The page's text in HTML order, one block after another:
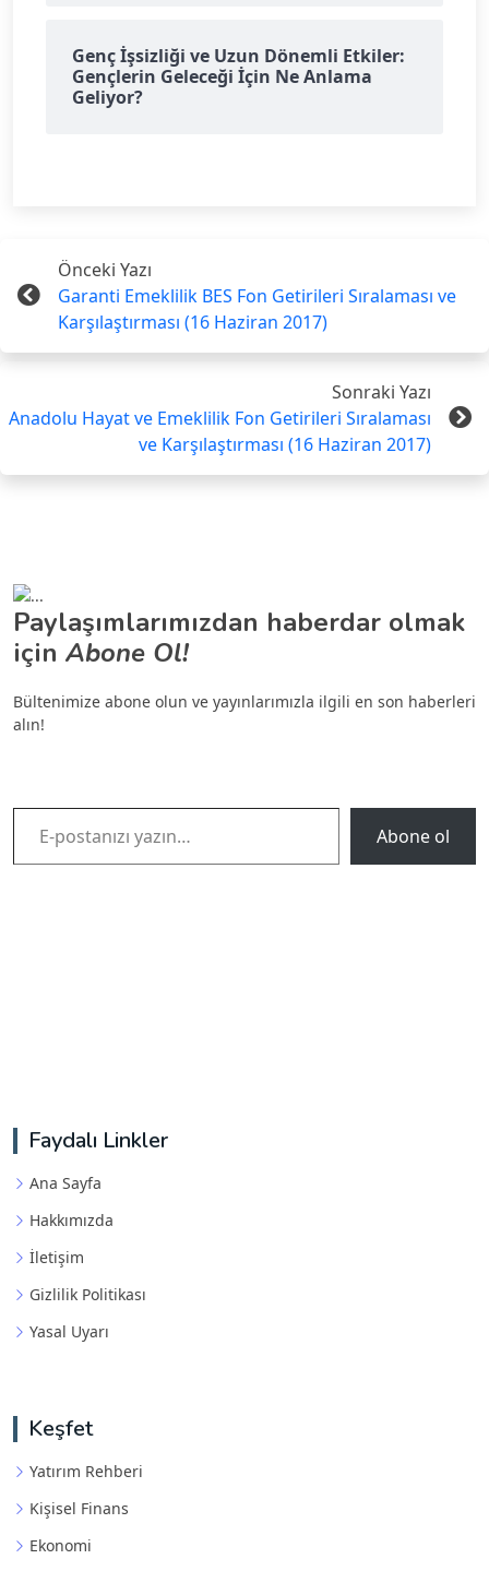
Genç İşsizliği ve Uzun Dönemli Etkiler:
Gençlerin Geleceği İçin Ne Anlama
Geliyor?
Önceki Yazı
Garanti Emeklilik BES Fon Getirileri Sıralaması ve
Karşılaştırması (16 Haziran 2017)
Sonraki Yazı
Anadolu Hayat ve Emeklilik Fon Getirileri Sıralaması
ve Karşılaştırması (16 Haziran 2017)
Paylaşımlarımızdan haberdar olmak
için Abone Ol!
Bültenimize abone olun ve yayınlarımızla ilgili en son haberleri
alın!
E-postanızı yazın…
Abone ol
Faydalı Linkler
Ana Sayfa
Hakkımızda
İletişim
Gizlilik Politikası
Yasal Uyarı
Keşfet
Yatırım Rehberi
Kişisel Finans
Ekonomi